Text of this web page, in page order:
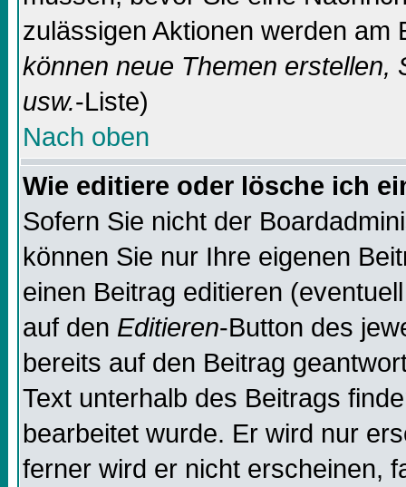
zulässigen Aktionen werden
können neue Themen erstellen,
usw.-Liste)
Nach oben
Wie editiere oder lösche ich
Sofern Sie nicht der
können Sie nur Ihre eigenen
einen Beitrag editieren
auf den Editieren-Button des
bereits auf den Beitrag
Text unterhalb des Beitrags
bearbeitet wurde. Er wird nur
ferner wird er nicht erscheinen,